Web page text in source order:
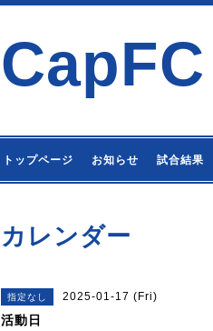
CapFC
トップページ お知らせ 試合結果
カレンダー
指定なし 2025-01-17 (Fri)
活動日